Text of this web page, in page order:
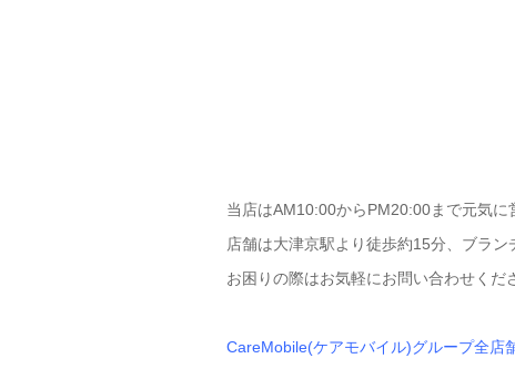
当店はAM10:00からPM20:00まで元気に
店舗は大津京駅より徒歩約15分、ブラ
お困りの際はお気軽にお問い合わせくだ
CareMobile(ケアモバイル)グループ全店